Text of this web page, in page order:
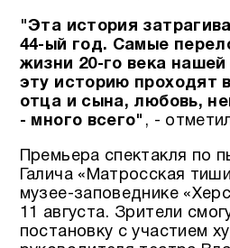
"Эта история
44-ый год. Самые
жизни 20-го века
эту историю проходят
отца и сына, любовь,
- много всего" , -
Премьера спектакля по
Галича «Матросская
музее-заповеднике
11 августа. Зрители
постановку с участием